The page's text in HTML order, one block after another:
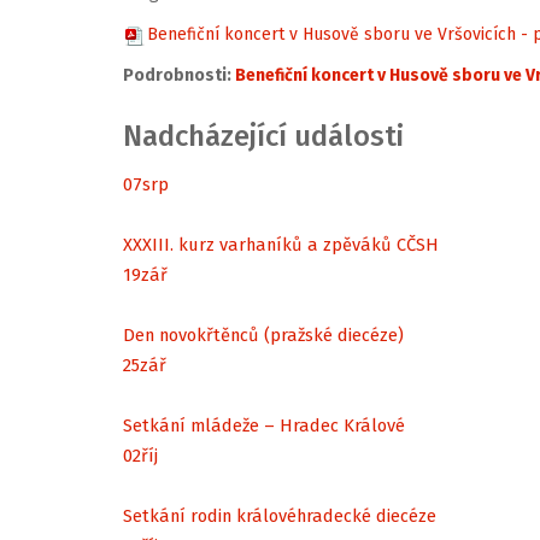
Benefiční koncert v Husově sboru ve Vršovicích -
Podrobnosti: Benefiční koncert v Husově sboru ve
Nadcházející události
07srp
XXXIII. kurz varhaníků a zpěváků CČSH
19zář
Den novokřtěnců (pražské diecéze)
25zář
Setkání mládeže – Hradec Králové
02říj
Setkání rodin královéhradecké diecéze